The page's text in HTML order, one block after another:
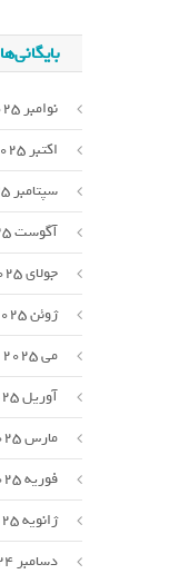
بایگانی‌ها
نوامبر 2025
اکتبر 2025
سپتامبر 2025
آگوست 2025
جولای 2025
ژوئن 2025
می 2025
آوریل 2025
مارس 2025
فوریه 2025
ژانویه 2025
دسامبر 2024